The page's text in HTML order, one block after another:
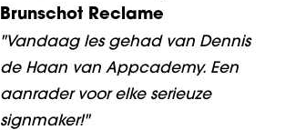
Brunschot Reclame
"Vandaag les gehad van Dennis
de Haan van Appcademy. Een
aanrader voor elke serieuze
signmaker!"